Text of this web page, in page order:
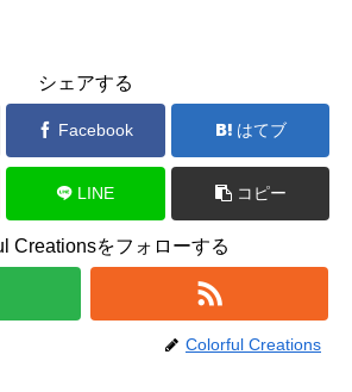
シェアする
Facebook はてブ
LINE コピー
Creationsをフォローする
Colorful Creations